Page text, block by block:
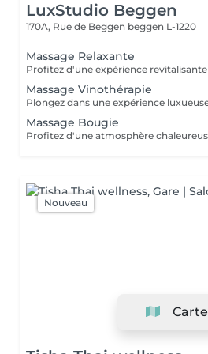
LuxStudio Beggen
170A, Rue de Beggen beggen L-1220
Massage Relaxante
Massage Vinothérapie
Massage Bougie
Nouveau
Carte